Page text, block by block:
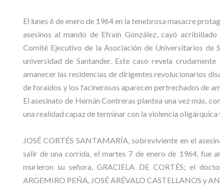
El lunes 6 de enero de 1964 en la tenebrosa masacre
asesinos al mando de Efraín González, cayó
Comité Ejecutivo de la Asociación de Universitarios de
universidad de Santander. Este caso revela
amanecer las residencias de dirigentes revolucionarios
de foraidos y los facinerosos aparecen pertrechados de
El asesinato de Hernán Contreras plantea una vez más,
una realidad capaz de terminar con la violencia oligárquica
JOSÉ CORTÉS SANTAMARÍA, sobreviviente en el
salir de una corrida, el martes 7 de enero de 1964, fue
murieron su señora, GRACIELA DE CORTÉS; el
ARGEMIRO PEÑA, JOSÉ ARÉVALO CASTELLANOS y